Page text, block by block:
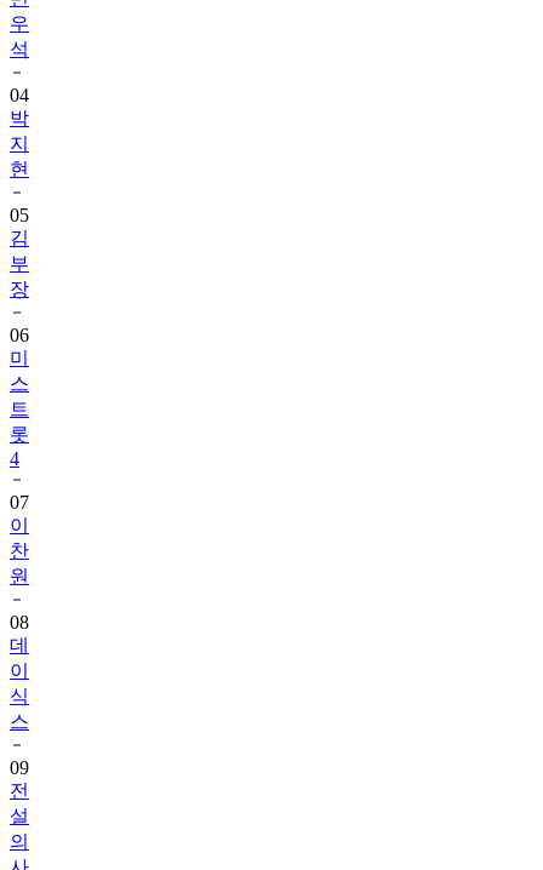
석
04
박
지
현
05
김
부
장
06
미
스
트
롯
4
07
이
찬
원
08
데
이
식
스
09
전
설
의
사
내